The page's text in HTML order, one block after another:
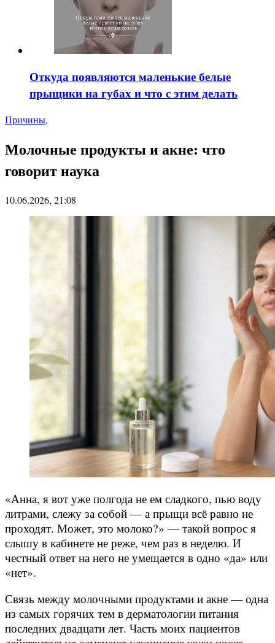
Откуда появляются маленькие белые
прыщики на губах и что с этим делать
Причины,
Молочные продукты и акне: что
говорит наука
10.06.2026, 21:08
«Анна, я вот уже полгода не ем сладкого, пью воду
литрами, слежу за собой — а прыщи всё равно не
проходят. Может, это молоко?» — такой вопрос я
слышу в кабинете не реже, чем раз в неделю. И
честный ответ на него не умещается в одно «да» или
«нет».
Связь между молочными продуктами и акне — одна
из самых горячих тем в дерматологии питания
последних двадцати лет. Часть моих пациентов